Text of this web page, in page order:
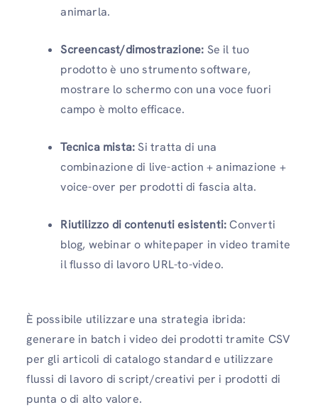
animarla.
Screencast/dimostrazione: Se il tuo
prodotto è uno strumento software,
mostrare lo schermo con una voce fuori
campo è molto efficace.
Tecnica mista:Si tratta di una
combinazione di live-action + animazione +
voice-over per prodotti di fascia alta.
Riutilizzo di contenuti esistenti:Converti
blog, webinar o whitepaper in video tramite
il flusso di lavoro URL-to-video.
È possibile utilizzare una strategia ibrida:
generare in batch i video dei prodotti tramite CSV
per gli articoli di catalogo standard e utilizzare
flussi di lavoro di script/creativi per i prodotti di
punta o di alto valore.